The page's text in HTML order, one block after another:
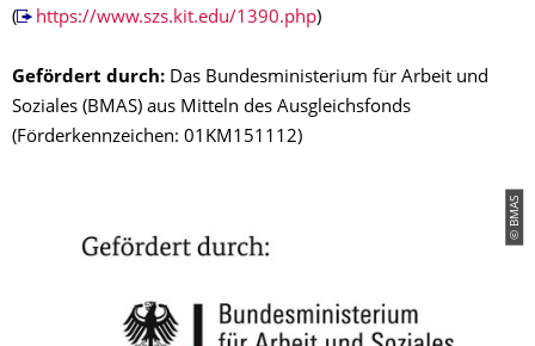
(
https://www.szs.kit.edu/1390.php)
Gefördert durch: Das Bundesministerium für Arbeit und
Soziales (BMAS) aus Mitteln des Ausgleichsfonds
(Förderkennzeichen: 01KM151112)
© BMAS